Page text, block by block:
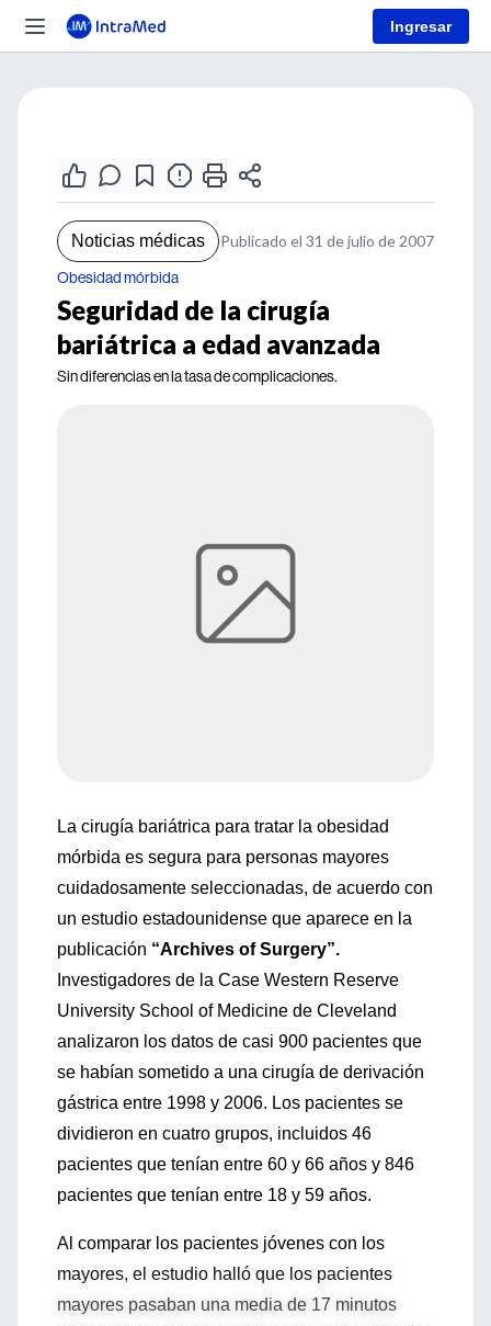
Ingresar
Noticias médicas Publicado el 31 de julio de 2007
Obesidad mórbida
Seguridad de la cirugía
bariátrica a edad avanzada
Sin diferencias en la tasa de complicaciones.
La cirugía bariátrica para tratar la obesidad
mórbida es segura para personas mayores
cuidadosamente seleccionadas, de acuerdo con
un estudio estadounidense que aparece en la
publicación “Archives of Surgery”.
Investigadores de la Case Western Reserve
University School of Medicine de Cleveland
analizaron los datos de casi 900 pacientes que
se habían sometido a una cirugía de derivación
gástrica entre 1998 y 2006. Los pacientes se
dividieron en cuatro grupos, incluidos 46
pacientes que tenían entre 60 y 66 años y 846
pacientes que tenían entre 18 y 59 años.
Al comparar los pacientes jóvenes con los
mayores, el estudio halló que los pacientes
mayores pasaban una media de 17 minutos